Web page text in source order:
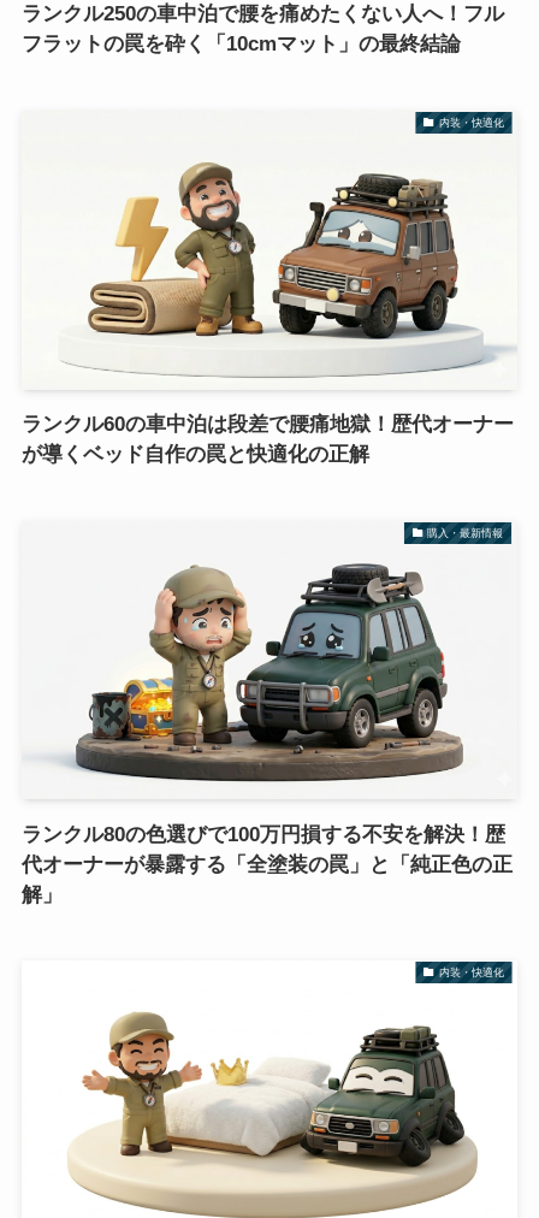
ランクル250の車中泊で腰を痛めたくない人へ！フル
フラットの罠を砕く「10cmマット」の最終結論
内装・快適化
ランクル60の車中泊は段差で腰痛地獄！歴代オーナー
が導くベッド自作の罠と快適化の正解
購入・最新情報
ランクル80の色選びで100万円損する不安を解決！歴
代オーナーが暴露する「全塗装の罠」と「純正色の正
解」
内装・快適化